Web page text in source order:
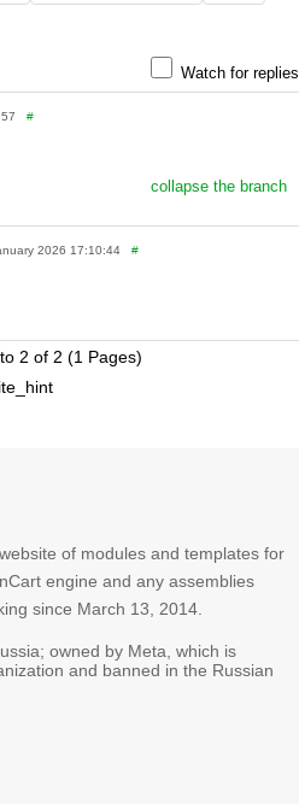
Watch for replies
#
collapse the branch
2026 17:10:44 #
2 of 2 (1 Pages)
of modules and templates for
engine and any assemblies
since March 13, 2014.
owned by Meta, which is
and banned in the Russian